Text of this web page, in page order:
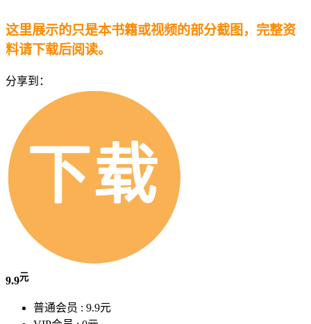
这里展示的只是本书籍或视频的部分截图，完整资
料请下载后阅读。
分享到：
9.9元
普通会员 : 9.9元